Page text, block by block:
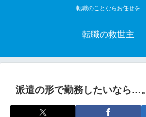
転職のことならお任せを
転職の救世主
派遣の形で勤務したいなら…。